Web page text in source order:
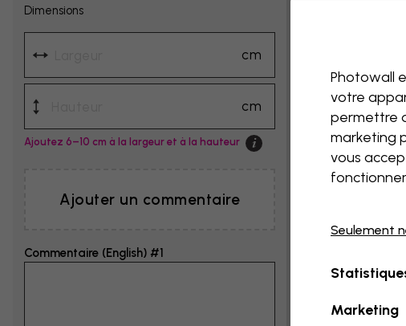
Dimensions
cm
cm
Ajoutez 6–10 cm à la largeur et à la hauteur
Ajouter un commentaire
Commentaire (English) #1
Photowall
votre
permettre
marketing
vous
Seulement
Marketing